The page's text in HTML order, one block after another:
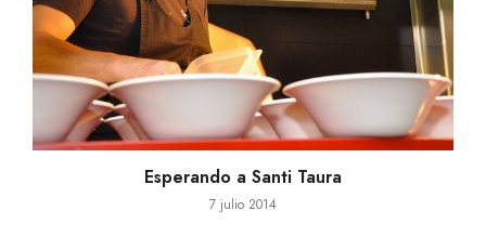
Esperando a Santi Taura
7 julio 2014